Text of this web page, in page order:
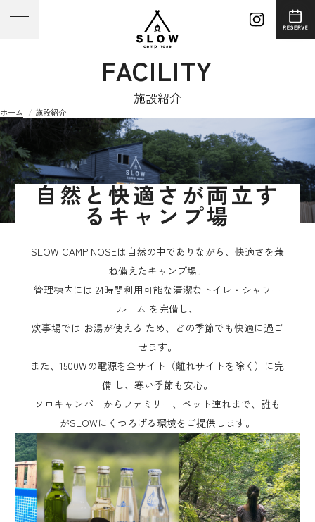
FACILITY
施設紹介
ホーム 施設紹介
自然と快適さが両立す
るキャンプ場
SLOW CAMP NOSEは自然の中でありながら、快適さを兼
ね備えたキャンプ場。
管理棟内には 24時間利用可能な清潔なトイレ・シャワー
ルーム を完備し、
炊事場では お湯が使える ため、どの季節でも快適に過ご
せます。
また、1500Wの電源を全サイト（離れサイトを除く）に完
備 し、寒い季節も安心。
ソロキャンパーからファミリー、ペット連れまで、誰も
がSLOWにくつろげる環境をご提供します。